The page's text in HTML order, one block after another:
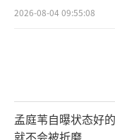
3、住院费用
2026-08-04 09:55:08
孟庭苇自曝状态好
就不会被折磨